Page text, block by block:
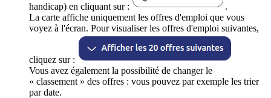
handicap) en cliquant sur :
.
La carte affiche uniquement les offres d'emploi que vous
voyez à l'écran. Pour visualiser les offres d'emploi suivantes,
cliquez sur :
Vous avez également la possibilité de changer le
« classement » des offres : vous pouvez par exemple les trier
par date.